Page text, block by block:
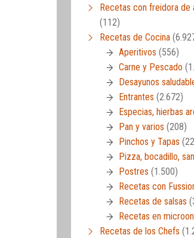
Recetas con freidora de
(112)
Recetas de Cocina
Aperitivos (556)
Carne y Pescado
Desayunos
Entrantes (2.672)
Especias, hierbas
Pan y varios (208)
Pinchos y Tapas
Pizza, bocadillo,
Postres (1.500)
Recetas con
Recetas de salsas
Recetas en
Recetas de los Chefs